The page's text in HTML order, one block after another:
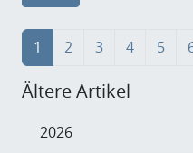
1 2 3 4 5
Ältere Artikel
2026